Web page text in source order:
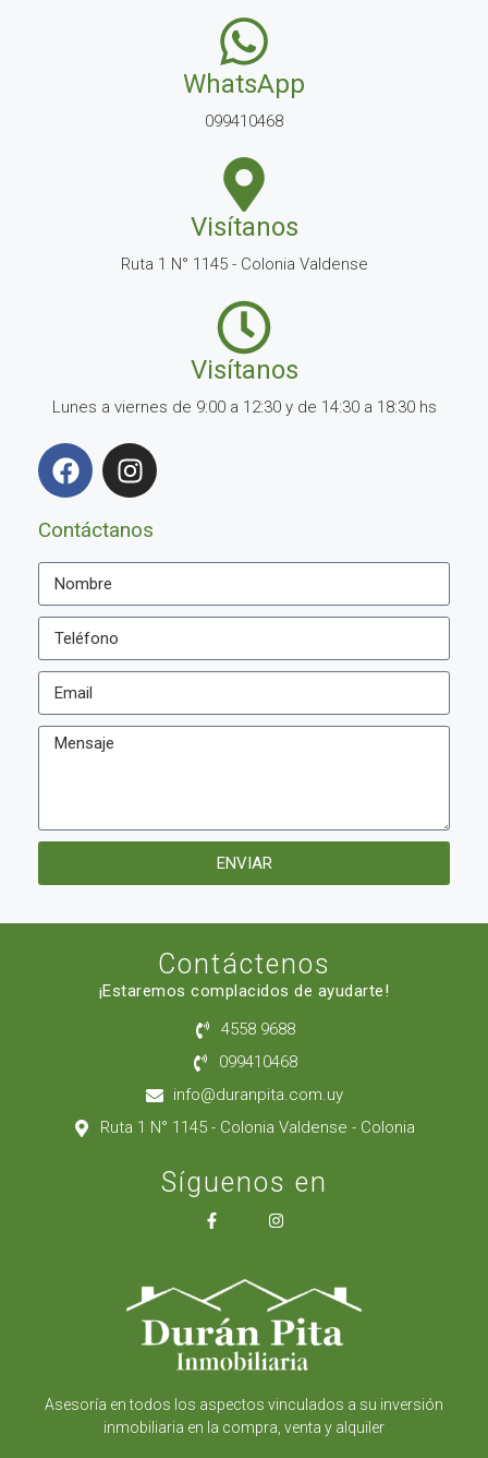
WhatsApp
099410468
Visítanos
Ruta 1 N° 1145 - Colonia Valdense
Visítanos
Lunes a viernes de 9:00 a 12:30 y de 14:30 a 18:30 hs
Contáctanos
ENVIAR
Contáctenos
¡Estaremos complacidos de ayudarte!
4558 9688
099410468
info@duranpita.com.uy
Ruta 1 N° 1145 - Colonia Valdense - Colonia
Síguenos en
Asesoría en todos los aspectos vinculados a su inversión
inmobiliaria en la compra, venta y alquiler